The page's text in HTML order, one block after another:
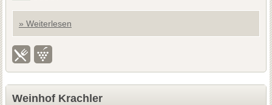
» Weiterlesen
Weinhof Krachler